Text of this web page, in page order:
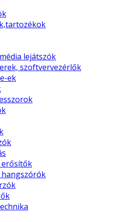
lejátszók
szoftvervezérlők
ek
erősítők
hangszórók